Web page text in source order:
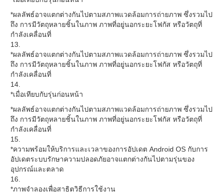
*ผลลัพธ์อาจแตกต่างกันไปตามสภาพแวดล้อมการถ่ายภาพ ซึ่งรวมไป
ถึง การมีวัตถุหลายชิ้นในภาพ ภาพที่อยู่นอกระยะโฟกัส หรือวัตถุที่
กำลังเคลื่อนที่
13.
*ผลลัพธ์อาจแตกต่างกันไปตามสภาพแวดล้อมการถ่ายภาพ ซึ่งรวมไป
ถึง การมีวัตถุหลายชิ้นในภาพ ภาพที่อยู่นอกระยะโฟกัส หรือวัตถุที่
กำลังเคลื่อนที่
14.
*เมื่อเทียบกับรุ่นก่อนหน้า
*ผลลัพธ์อาจแตกต่างกันไปตามสภาพแวดล้อมการถ่ายภาพ ซึ่งรวมไป
ถึง การมีวัตถุหลายชิ้นในภาพ ภาพที่อยู่นอกระยะโฟกัส หรือวัตถุที่
กำลังเคลื่อนที่
15.
*ความพร้อมให้บริการและเวลาของการอัปเดต Android OS กับการ
อัปเดตระบบรักษาความปลอดภัยอาจแตกต่างกันไปตามรุ่นของ
อุปกรณ์และตลาด
16.
*ภาพจำลองเพื่อสาธิตวิธีการใช้งาน